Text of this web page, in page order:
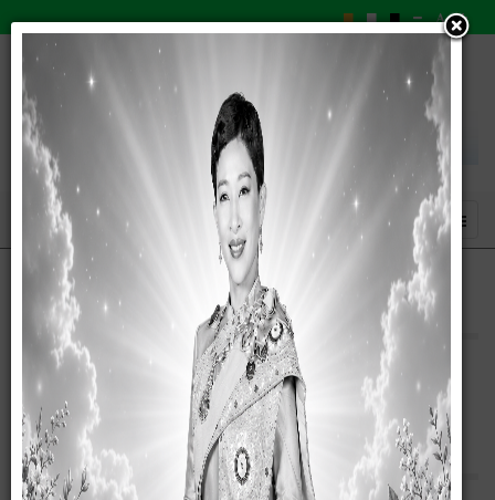
ดาวน์โหลดแบบฟอร์ม
ไม่มีเนื้อหาในหมวดนี้ หากคุณเห็นหมวดย่อย เนื้อหาอาจอยู่ในนั้น
เกี่ยวกับหน่วยงาน